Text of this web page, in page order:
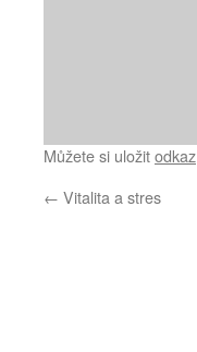
Můžete si uložitodkaz
← Vitalita a stres